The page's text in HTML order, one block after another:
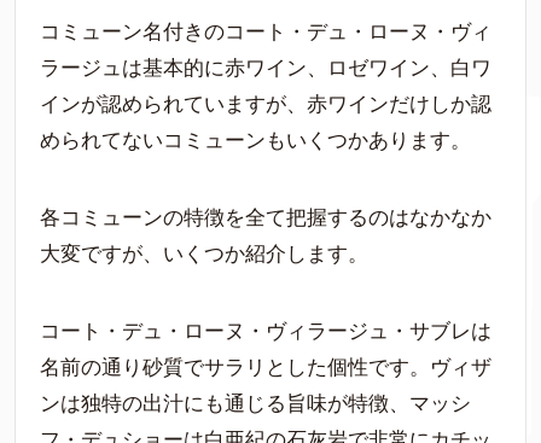
コミューン名付きのコート・デュ・ローヌ・ヴィ
ラージュは基本的に赤ワイン、ロゼワイン、白ワ
インが認められていますが、赤ワインだけしか認
められてないコミューンもいくつかあります。
各コミューンの特徴を全て把握するのはなかなか
大変ですが、いくつか紹介します。
コート・デュ・ローヌ・ヴィラージュ・サブレは
名前の通り砂質でサラリとした個性です。ヴィザ
ンは独特の出汁にも通じる旨味が特徴、マッシ